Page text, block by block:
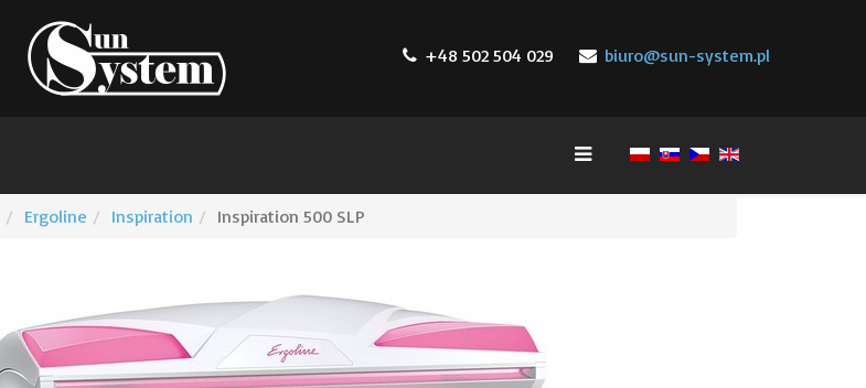
+48 502 504 029 biuro@sun-system.pl
Ergoline Inspiration Inspiration 500 SLP